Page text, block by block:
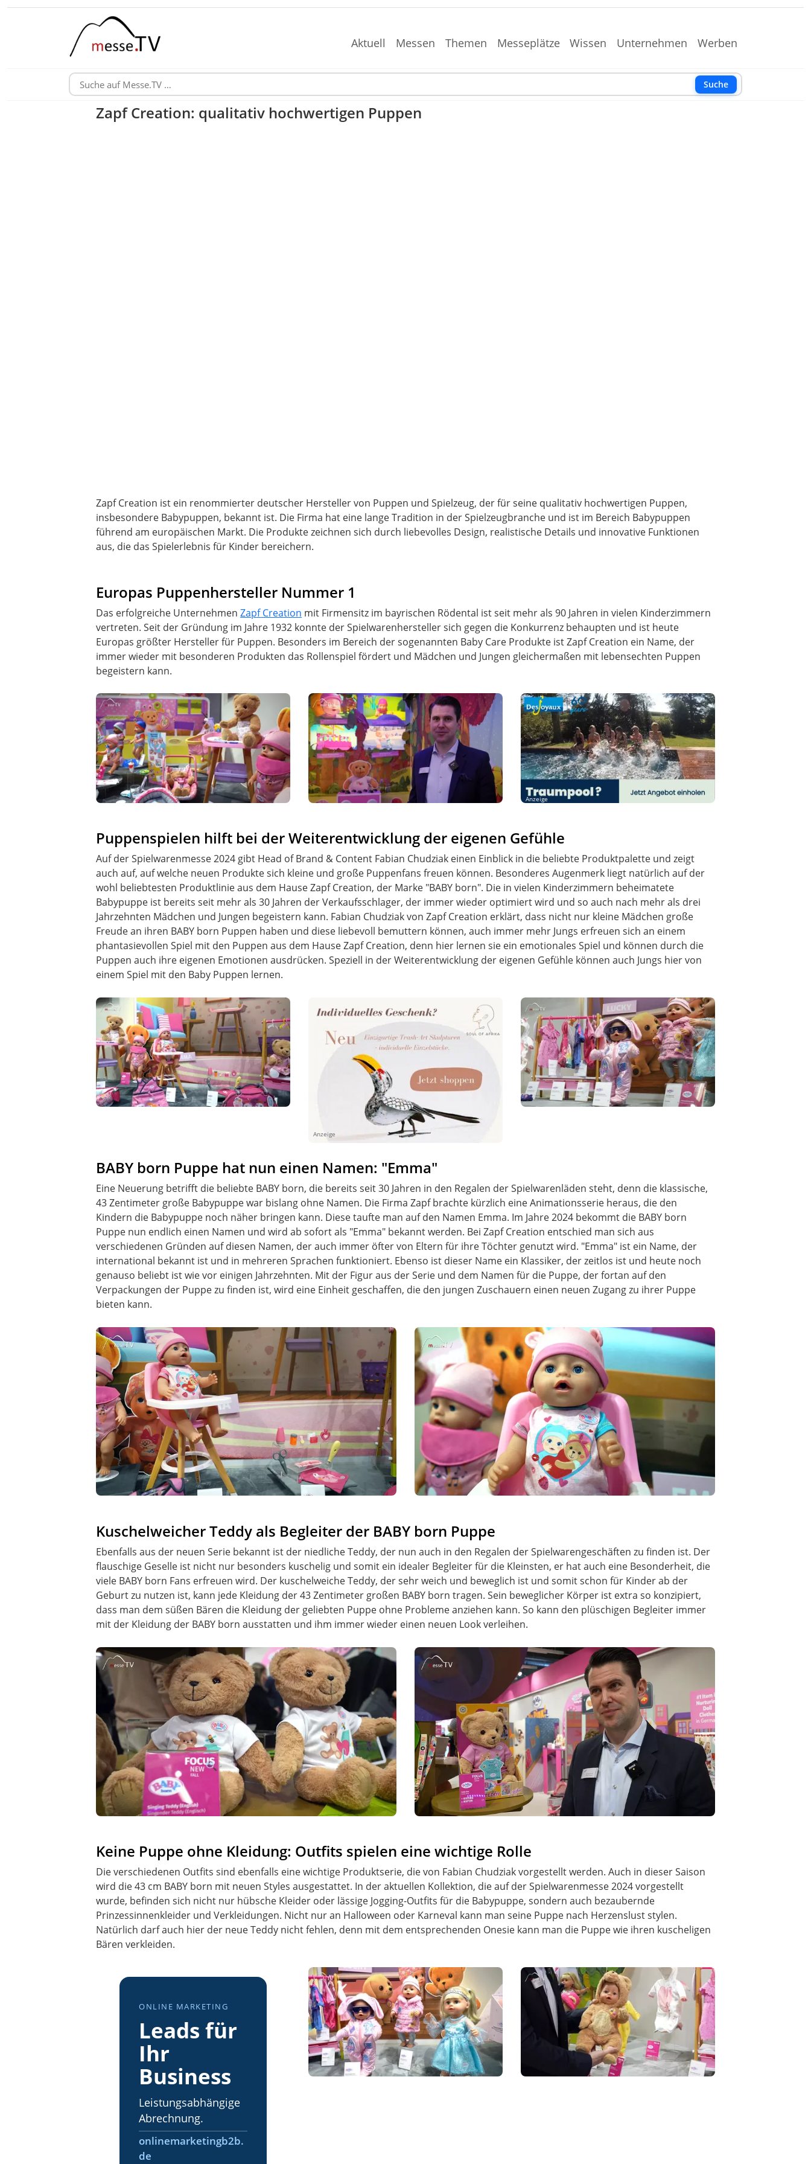
Aktuell Messen Themen Messeplätze Wissen Unternehmen Werben
Suche
Zapf Creation: qualitativ hochwertigen Puppen
Zapf Creation ist ein renommierter deutscher Hersteller von Puppen und Spielzeug, der für seine qualitativ hochwertigen Puppen,
insbesondere Babypuppen, bekannt ist. Die Firma hat eine lange Tradition in der Spielzeugbranche und ist im Bereich Babypuppen
führend am europäischen Markt. Die Produkte zeichnen sich durch liebevolles Design, realistische Details und innovative Funktionen
aus, die das Spielerlebnis für Kinder bereichern.
Europas Puppenhersteller Nummer 1
Das erfolgreiche UnternehmenZapf Creation mit Firmensitz im bayrischen Rödental ist seit mehr als 90 Jahren in vielen Kinderzimmern
vertreten. Seit der Gründung im Jahre 1932 konnte der Spielwarenhersteller sich gegen die Konkurrenz behaupten und ist heute
Europas größter Hersteller für Puppen. Besonders im Bereich der sogenannten Baby Care Produkte ist Zapf Creation ein Name, der
immer wieder mit besonderen Produkten das Rollenspiel fördert und Mädchen und Jungen gleichermaßen mit lebensechten Puppen
begeistern kann.
Anzeige
Puppenspielen hilft bei der Weiterentwicklung der eigenen Gefühle
Auf der Spielwarenmesse 2024 gibt Head of Brand & Content Fabian Chudziak einen Einblick in die beliebte Produktpalette und zeigt
auch auf, auf welche neuen Produkte sich kleine und große Puppenfans freuen können. Besonderes Augenmerk liegt natürlich auf der
wohl beliebtesten Produktlinie aus dem Hause Zapf Creation, der Marke "BABY born". Die in vielen Kinderzimmern beheimatete
Babypuppe ist bereits seit mehr als 30 Jahren der Verkaufsschlager, der immer wieder optimiert wird und so auch nach mehr als drei
Jahrzehnten Mädchen und Jungen begeistern kann. Fabian Chudziak von Zapf Creation erklärt, dass nicht nur kleine Mädchen große
Freude an ihren BABY born Puppen haben und diese liebevoll bemuttern können, auch immer mehr Jungs erfreuen sich an einem
phantasievollen Spiel mit den Puppen aus dem Hause Zapf Creation, denn hier lernen sie ein emotionales Spiel und können durch die
Puppen auch ihre eigenen Emotionen ausdrücken. Speziell in der Weiterentwicklung der eigenen Gefühle können auch Jungs hier von
einem Spiel mit den Baby Puppen lernen.
Anzeige
BABY born Puppe hat nun einen Namen: "Emma"
Eine Neuerung betrifft die beliebte BABY born, die bereits seit 30 Jahren in den Regalen der Spielwarenläden steht, denn die klassische,
43 Zentimeter große Babypuppe war bislang ohne Namen. Die Firma Zapf brachte kürzlich eine Animationsserie heraus, die den
Kindern die Babypuppe noch näher bringen kann. Diese taufte man auf den Namen Emma. Im Jahre 2024 bekommt die BABY born
Puppe nun endlich einen Namen und wird ab sofort als "Emma" bekannt werden. Bei Zapf Creation entschied man sich aus
verschiedenen Gründen auf diesen Namen, der auch immer öfter von Eltern für ihre Töchter genutzt wird. "Emma" ist ein Name, der
international bekannt ist und in mehreren Sprachen funktioniert. Ebenso ist dieser Name ein Klassiker, der zeitlos ist und heute noch
genauso beliebt ist wie vor einigen Jahrzehnten. Mit der Figur aus der Serie und dem Namen für die Puppe, der fortan auf den
Verpackungen der Puppe zu finden ist, wird eine Einheit geschaffen, die den jungen Zuschauern einen neuen Zugang zu ihrer Puppe
bieten kann.
Kuschelweicher Teddy als Begleiter der BABY born Puppe
Ebenfalls aus der neuen Serie bekannt ist der niedliche Teddy, der nun auch in den Regalen der Spielwarengeschäften zu finden ist. Der
flauschige Geselle ist nicht nur besonders kuschelig und somit ein idealer Begleiter für die Kleinsten, er hat auch eine Besonderheit, die
viele BABY born Fans erfreuen wird. Der kuschelweiche Teddy, der sehr weich und beweglich ist und somit schon für Kinder ab der
Geburt zu nutzen ist, kann jede Kleidung der 43 Zentimeter großen BABY born tragen. Sein beweglicher Körper ist extra so konzipiert,
dass man dem süßen Bären die Kleidung der geliebten Puppe ohne Probleme anziehen kann. So kann den plüschigen Begleiter immer
mit der Kleidung der BABY born ausstatten und ihm immer wieder einen neuen Look verleihen.
Keine Puppe ohne Kleidung: Outfits spielen eine wichtige Rolle
Die verschiedenen Outfits sind ebenfalls eine wichtige Produktserie, die von Fabian Chudziak vorgestellt werden. Auch in dieser Saison
wird die 43 cm BABY born mit neuen Styles ausgestattet. In der aktuellen Kollektion, die auf der Spielwarenmesse 2024 vorgestellt
wurde, befinden sich nicht nur hübsche Kleider oder lässige Jogging-Outfits für die Babypuppe, sondern auch bezaubernde
Prinzessinnenkleider und Verkleidungen. Nicht nur an Halloween oder Karneval kann man seine Puppe nach Herzenslust stylen.
Natürlich darf auch hier der neue Teddy nicht fehlen, denn mit dem entsprechenden Onesie kann man die Puppe wie ihren kuscheligen
Bären verkleiden.
ONLINE MARKETING
Leads für
Ihr
Business
Leistungsabhängige
Abrechnung.
onlinemarketingb2b.
de